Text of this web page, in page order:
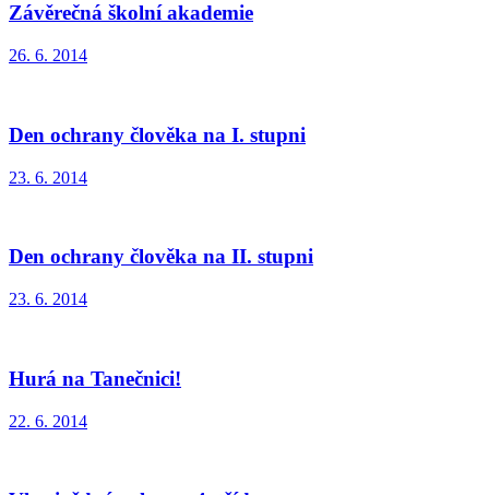
Závěrečná školní akademie
26. 6. 2014
Den ochrany člověka na I. stupni
23. 6. 2014
Den ochrany člověka na II. stupni
23. 6. 2014
Hurá na Tanečnici!
22. 6. 2014